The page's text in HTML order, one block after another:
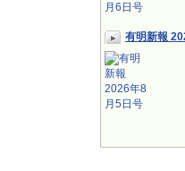
有明新報